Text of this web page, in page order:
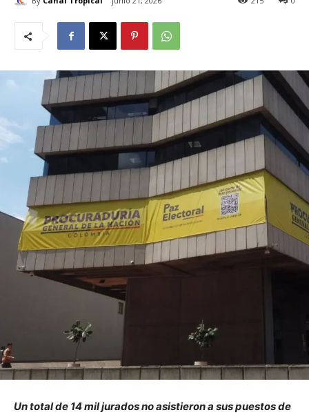
Un total de 14 mil jurados no asistieron a sus puestos de